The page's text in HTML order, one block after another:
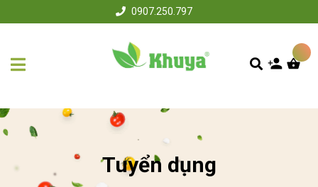
0907.250.797
Tuyển dụng